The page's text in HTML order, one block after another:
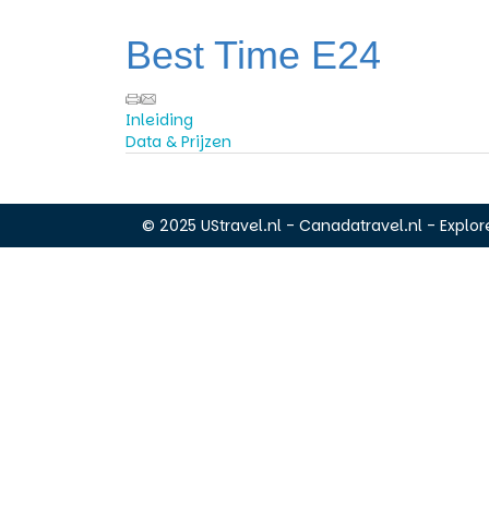
Best Time E24
Inleiding
Data & Prijzen
© 2025 UStravel.nl - Canadatravel.nl -